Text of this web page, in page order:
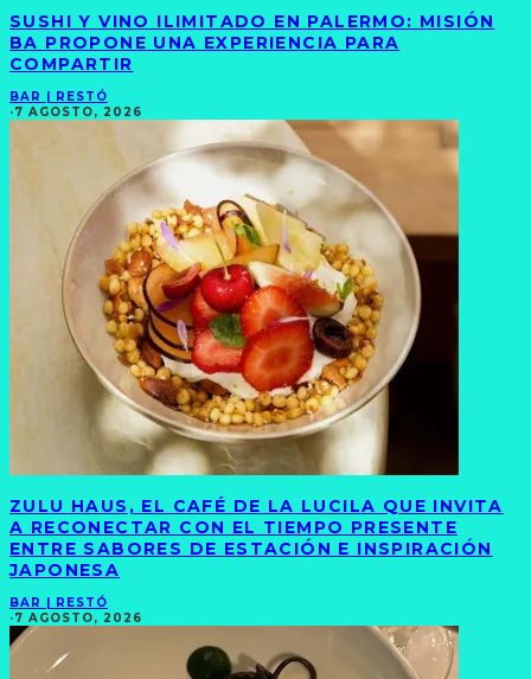
SUSHI Y VINO ILIMITADO EN PALERMO: MISIÓN
BA PROPONE UNA EXPERIENCIA PARA
COMPARTIR
BAR | RESTÓ
·7 AGOSTO, 2026
ZULU HAUS, EL CAFÉ DE LA LUCILA QUE INVITA
A RECONECTAR CON EL TIEMPO PRESENTE
ENTRE SABORES DE ESTACIÓN E INSPIRACIÓN
JAPONESA
BAR | RESTÓ
·7 AGOSTO, 2026